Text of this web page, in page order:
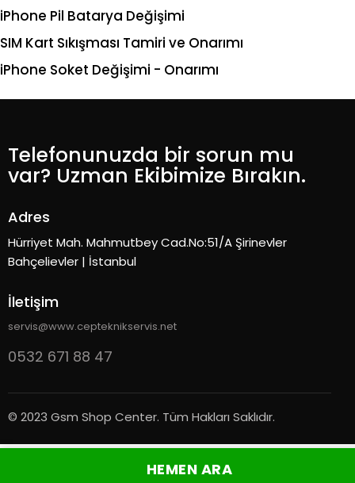
iPhone Pil Batarya Değişimi
SIM Kart Sıkışması Tamiri ve Onarımı
iPhone Soket Değişimi - Onarımı
Telefonunuzda bir sorun mu
var? Uzman Ekibimize Bırakın.
Adres
Hürriyet Mah. Mahmutbey Cad.No:51/A Şirinevler
Bahçelievler | İstanbul
İletişim
servis@www.cepteknikservis.net
0532 671 88 47
© 2023 Gsm Shop Center. Tüm Hakları Saklıdır.
HEMEN ARA